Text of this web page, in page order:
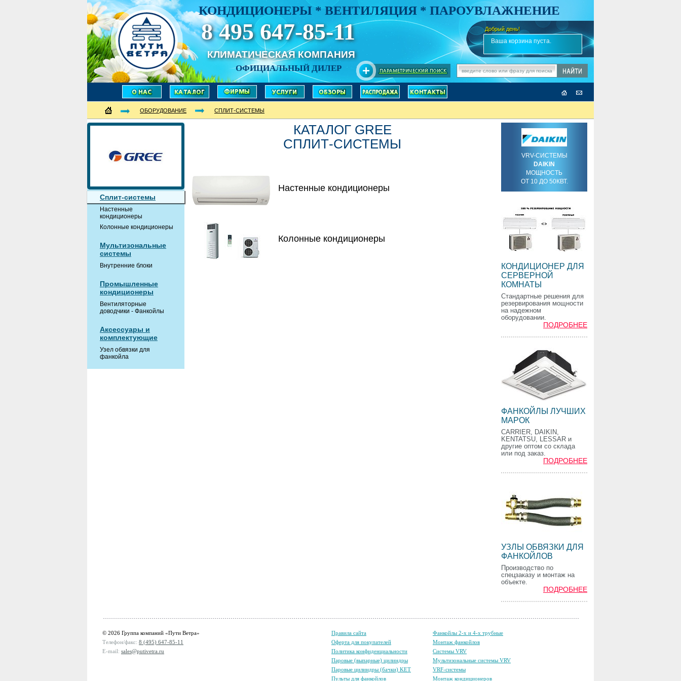
КОНДИЦИОНЕРЫ * ВЕНТИЛЯЦИЯ * ПАРОУВЛАЖНЕНИЕ
8 495 647-85-11
КЛИМАТИЧЕСКАЯ КОМПАНИЯ
ОФИЦИАЛЬНЫЙ ДИЛЕР
Добрый день!
✎Ваша корзина пуста.
ОБОРУДОВАНИЕ СПЛИТ-СИСТЕМЫ
Сплит-системы
Настенные
кондиционеры
Колонные кондиционеры
Мультизональные
системы
Внутренние блоки
Промышленные
кондиционеры
Вентиляторные
доводчики - Фанкойлы
Аксессуары и
комплектующие
Узел обвязки для
фанкойла
КАТАЛОГ GREE
СПЛИТ-СИСТЕМЫ
Настенные кондиционеры
Колонные кондиционеры
VRV-СИСТЕМЫ
DAIKIN
МОЩНОСТЬ
ОТ 10 ДО 50КВТ.
КОНДИЦИОНЕР ДЛЯ
СЕРВЕРНОЙ
КОМНАТЫ
Стандартные решения для
резервирования мощности
на надежном
оборудовании.
ПОДРОБНЕЕ
ФАНКОЙЛЫ ЛУЧШИХ
МАРОК
CARRIER, DAIKIN,
KENTATSU, LESSAR и
другие оптом со склада
или под заказ.
ПОДРОБНЕЕ
УЗЛЫ ОБВЯЗКИ ДЛЯ
ФАНКОЙЛОВ
Производство по
спецзаказу и монтаж на
объекте.
ПОДРОБНЕЕ
© 2026 Группа компаний «Пути Ветра»
Телефон/факс: 8 (495) 647-85-11
E-mail: sales@putivetra.ru
Правила сайта
Оферта для покупателей
Политика конфиденциальности
Паровые (выпарные) цилиндры
Паровые цилиндры (бачки) KET
Пульты для фанкойлов
Фанкойлы 2-х и 4-х трубные
Монтаж фанкойлов
Системы VRV
Мультизональные системы VRV
VRF-системы
Монтаж кондиционеров